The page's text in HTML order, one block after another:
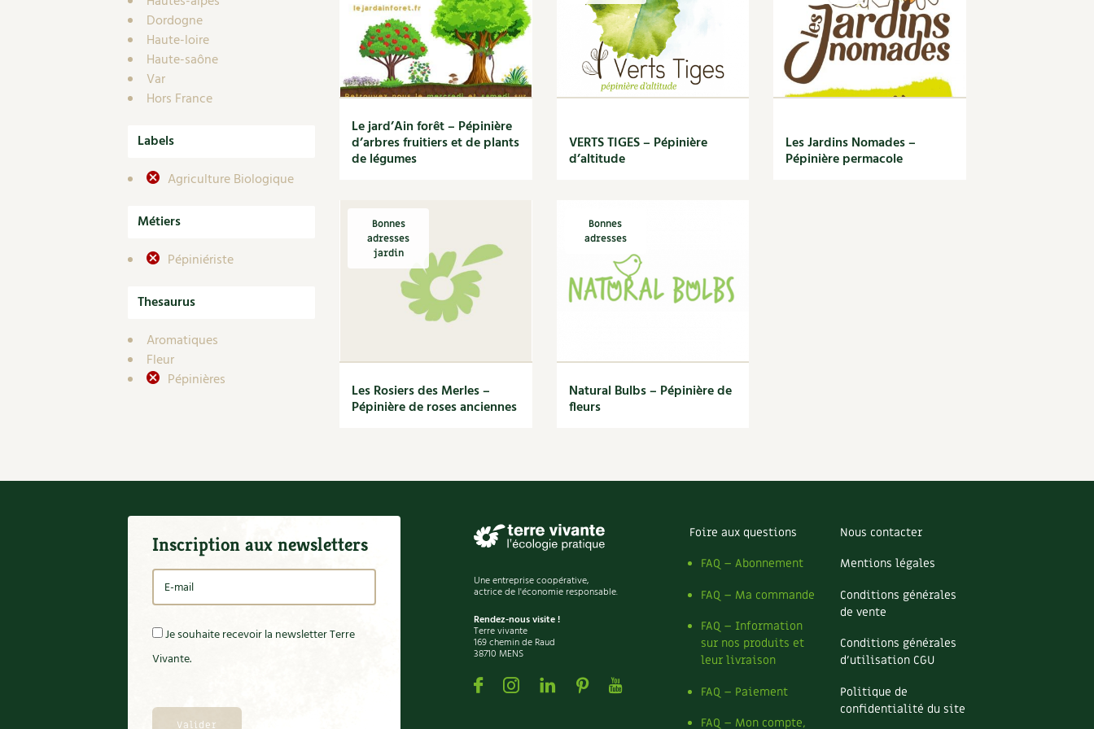
Dordogne
Haute-loire
Haute-saône
Var
Hors France
Labels
Agriculture Biologique
Métiers
Pépiniériste
Thesaurus
Aromatiques
Fleur
Pépinières
Le jard’Ain forêt – Pépinière
d’arbres fruitiers et de plants
de légumes
VERTS TIGES – Pépinière
d’altitude
Les Jardins Nomades –
Pépinière permacole
Bonnes
adresses
jardin
Les Rosiers des Merles –
Pépinière de roses anciennes
Bonnes
adresses
Natural Bulbs – Pépinière de
fleurs
Inscription aux newsletters
Je souhaite recevoir la newsletter Terre
Vivante.
Une entreprise coopérative,
actrice de l'économie responsable.
Rendez-nous visite !
Terre vivante
169 chemin de Raud
38710 MENS
FacebookInstagramLinkedin
PinterestYoutube
Foire aux questions
FAQ – Abonnement
FAQ – Ma commande
FAQ – Information
sur nos produits et
leur livraison
FAQ – Paiement
FAQ – Mon compte,
Nous contacter
Mentions légales
Conditions générales
de vente
Conditions générales
d’utilisation CGU
Politique de
confidentialité du site